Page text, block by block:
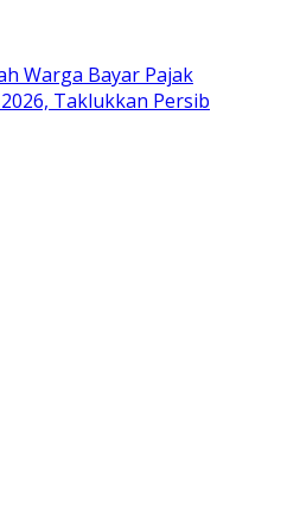
Warga Bayar Pajak
Taklukkan Persib